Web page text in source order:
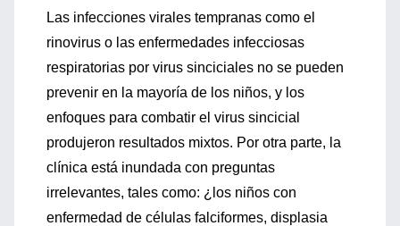
Las infecciones virales tempranas como el
rinovirus o las enfermedades infecciosas
respiratorias por virus sinciciales no se pueden
prevenir en la mayoría de los niños, y los
enfoques para combatir el virus sincicial
produjeron resultados mixtos. Por otra parte, la
clínica está inundada con preguntas
irrelevantes, tales como: ¿los niños con
enfermedad de células falciformes, displasia